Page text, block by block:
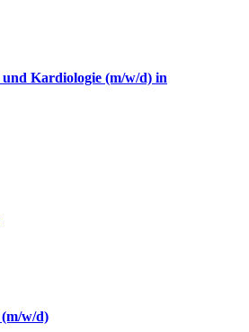
Kardiologie (m/w/d) in
w/d)